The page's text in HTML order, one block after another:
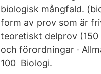
biologisk mångfald.
form av prov som är
teoretiskt delprov (150
och förordningar ·
100 Biologi.